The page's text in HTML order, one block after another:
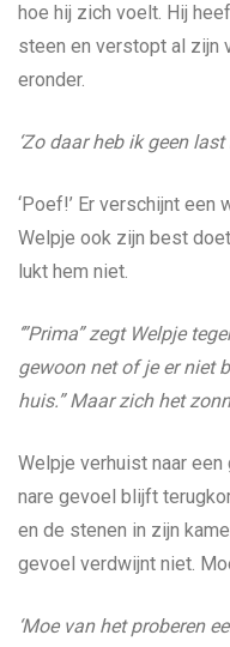
hoe hij zich voelt. Hij
steen en verstopt al zijn
eronder.
‘Zo daar heb ik geen last
‘Poef!’ Er verschijnt
Welpje ook zijn best
lukt hem niet.
‘”Prima” zegt Welpje
gewoon net of je er niet
huis.” Maar zich het
Welpje verhuist naar
nare gevoel blijft
en de stenen in zijn
gevoel verdwijnt niet.
‘Moe van het proberen